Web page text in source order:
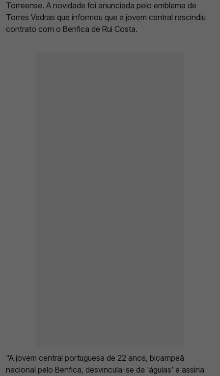
Torreense. A novidade foi anunciada pelo emblema de
Torres Vedras que informou que a jovem central rescindiu
contrato com o Benfica de Rui Costa.
"A jovem central portuguesa de 22 anos, bicampeã
nacional pelo Benfica, desvincula-se da 'águias' e assina